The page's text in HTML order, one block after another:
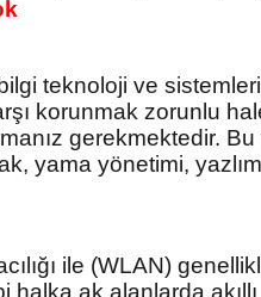
teknoloji ve
korunmak zorunlu
gerekmektedir.
yama yönetimi,
ile (WLAN)
ak alanlarda